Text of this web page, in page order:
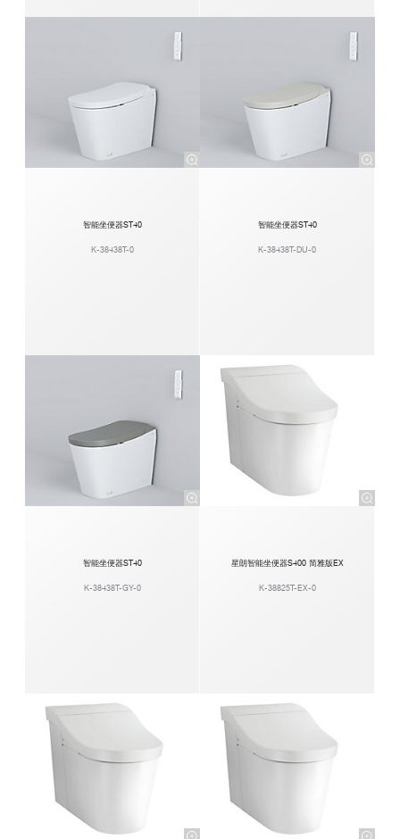
智能坐便器ST40
K-38438T-0
智能坐便器ST40
K-38438T-DU-0
智能坐便器ST40
K-38438T-GY-0
星朗智能坐便器S400 简雅版EX
K-38825T-EX-0